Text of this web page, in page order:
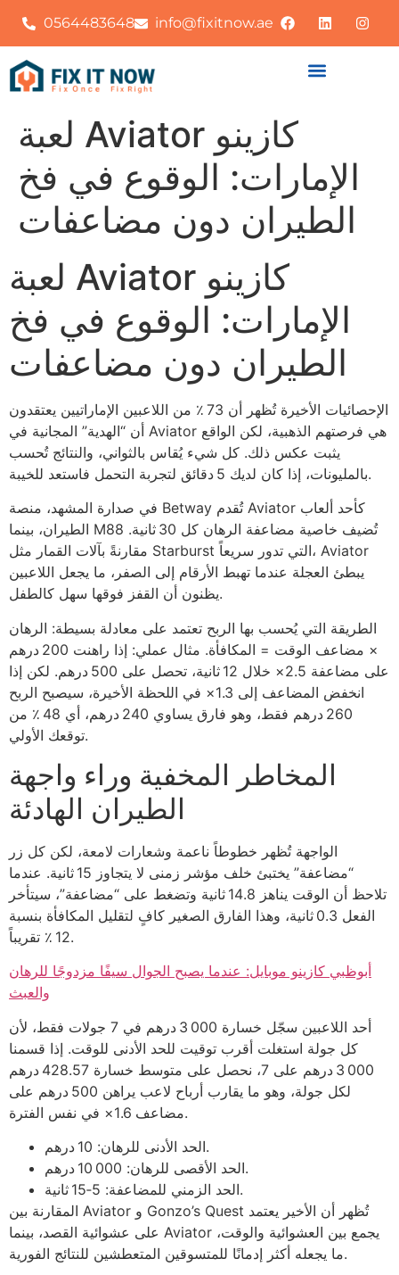
0564483648 info@fixitnow.ae
لعبة Aviator كازينو
الإمارات: الوقوع في فخ
الطيران دون مضاعفات
لعبة Aviator كازينو
الإمارات: الوقوع في فخ
الطيران دون مضاعفات
الإحصائيات الأخيرة تُظهر أن 73 ٪ من اللاعبين الإماراتيين يعتقدون
أن “الهدية” المجانية في Aviator هي فرصتهم الذهبية، لكن الواقع
يثبت عكس ذلك. كل شيء يُقاس بالثواني، والنتائج تُحسب
بالمليونات، إذا كان لديك 5 دقائق لتجربة التحمل فاستعد للخيبة.
في صدارة المشهد، منصة Betway تُقدم Aviator كأحد ألعاب
الطيران، بينما M88 تُضيف خاصية مضاعفة الرهان كل 30 ثانية.
مقارنةً بآلات القمار مثل Starburst التي تدور سريعاً، Aviator
يبطئ العجلة عندما تهبط الأرقام إلى الصفر، ما يجعل اللاعبين
يظنون أن القفز فوقها سهل كالطفل.
الطريقة التي يُحسب بها الربح تعتمد على معادلة بسيطة: الرهان
× مضاعف الوقت = المكافأة. مثال عملي: إذا راهنت 200 درهم
على مضاعفة 2.5× خلال 12 ثانية، تحصل على 500 درهم. لكن إذا
انخفض المضاعف إلى 1.3× في اللحظة الأخيرة، سيصبح الربح
260 درهم فقط، وهو فارق يساوي 240 درهم، أي 48 ٪ من
توقعك الأولي.
المخاطر المخفية وراء واجهة
الطيران الهادئة
الواجهة تُظهر خطوطاً ناعمة وشعارات لامعة، لكن كل زر
“مضاعفة” يختبئ خلف مؤشر زمنى لا يتجاوز 15 ثانية. عندما
تلاحظ أن الوقت يناهز 14.8 ثانية وتضغط على “مضاعفة”، سيتأخر
الفعل 0.3 ثانية، وهذا الفارق الصغير كافٍ لتقليل المكافأة بنسبة
12 ٪ تقريباً.
أبوظبي كازينو موبايل: عندما يصبح الجوال سيفًا مزدوجًا للرهان
والعبث
أحد اللاعبين سجّل خسارة 3 000 درهم في 7 جولات فقط، لأن
كل جولة استغلت أقرب توقيت للحد الأدنى للوقت. إذا قسمنا
3 000 درهم على 7، نحصل على متوسط خسارة 428.57 درهم
لكل جولة، وهو ما يقارب أرباح لاعب يراهن 500 درهم على
مضاعف 1.6× في نفس الفترة.
الحد الأدنى للرهان: 10 درهم.
الحد الأقصى للرهان: 10 000 درهم.
الحد الزمني للمضاعفة: 5‑15 ثانية.
المقارنة بين Aviator و Gonzo’s Quest تُظهر أن الأخير يعتمد
على عشوائية القصد، بينما Aviator يجمع بين العشوائية والوقت،
ما يجعله أكثر إدمانًا للمتسوقين المتعطشين للنتائج الفورية.